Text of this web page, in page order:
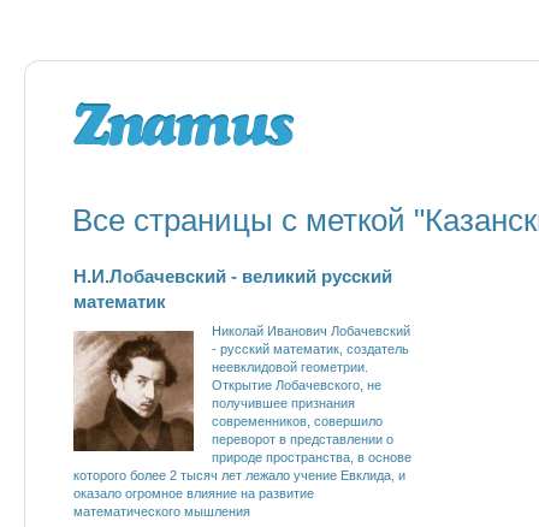
Все страницы с меткой
Н.И.Лобачевский - великий русский
математик
Николай Иванович Лобачевский
- русский математик, создатель
неевклидовой геометрии.
Открытие Лобачевского, не
получившее признания
современников, совершило
переворот в представлении о
природе пространства, в основе
которого более 2 тысяч лет лежало учение Евклида, и
оказало огромное влияние на развитие
математического мышления